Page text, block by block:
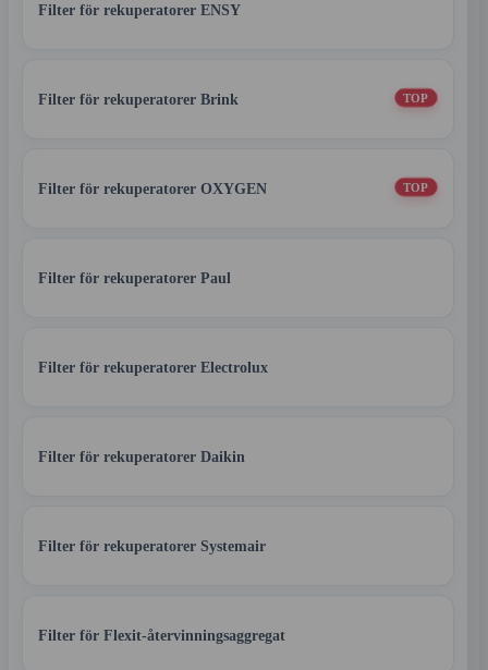
Filter för rekuperatorer ENSY
Filter för rekuperatorer Brink TOP
Filter för rekuperatorer OXYGEN TOP
Filter för rekuperatorer Paul
Filter för rekuperatorer Electrolux
Filter för rekuperatorer Daikin
Filter för rekuperatorer Systemair
Filter för Flexit-återvinningsaggregat